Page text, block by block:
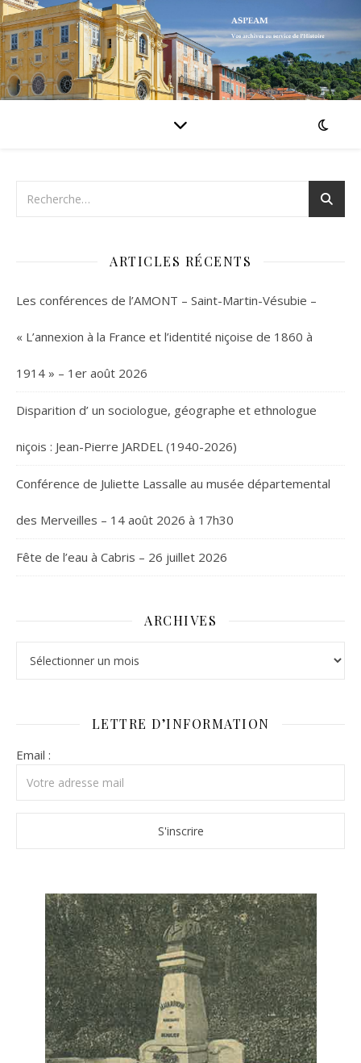
ARTICLES RÉCENTS
Les conférences de l’AMONT – Saint-Martin-Vésubie –
« L’annexion à la France et l’identité niçoise de 1860 à
1914 » – 1er août 2026
Disparition d’ un sociologue, géographe et ethnologue
niçois : Jean-Pierre JARDEL (1940-2026)
Conférence de Juliette Lassalle au musée départemental
des Merveilles – 14 août 2026 à 17h30
Fête de l’eau à Cabris – 26 juillet 2026
ARCHIVES
LETTRE D’INFORMATION
Email :